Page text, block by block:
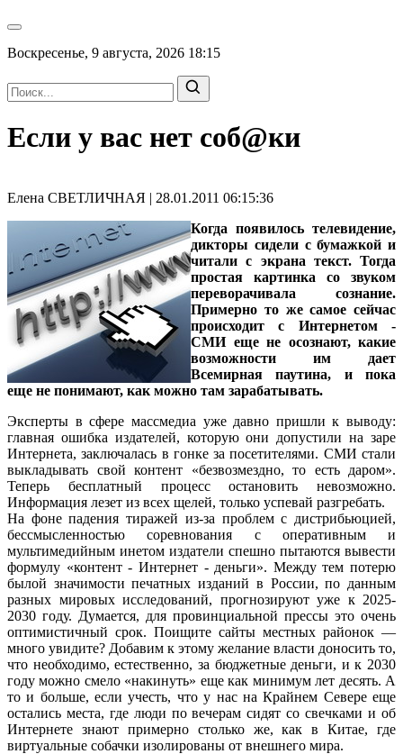
Воскресенье, 9 августа, 2026 18:15
Если у вас нет соб@ки
Елена СВЕТЛИЧНАЯ | 28.01.2011 06:15:36
Когда появилось телевидение,
дикторы сидели с бумажкой и
читали с экрана текст. Тогда
простая картинка со звуком
переворачивала сознание.
Примерно то же самое сейчас
происходит с Интернетом -
СМИ еще не осознают, какие
возможности им дает
Всемирная паутина, и пока
еще не понимают, как можно там зарабатывать.
Эксперты в сфере массмедиа уже давно пришли к выводу:
главная ошибка издателей, которую они допустили на заре
Интернета, заключалась в гонке за посетителями. СМИ стали
выкладывать свой контент «безвозмездно, то есть даром».
Теперь бесплатный процесс остановить невозможно.
Информация лезет из всех щелей, только успевай разгребать.
На фоне падения тиражей из-за проблем с дистрибьюцией,
бессмысленностью соревнования с оперативным и
мультимедийным инетом издатели спешно пытаются вывести
формулу «контент - Интернет - деньги». Между тем потерю
былой значимости печатных изданий в России, по данным
разных мировых исследований, прогнозируют уже к 2025-
2030 году. Думается, для провинциальной прессы это очень
оптимистичный срок. Поищите сайты местных районок —
много увидите? Добавим к этому желание власти доносить то,
что необходимо, естественно, за бюджетные деньги, и к 2030
году можно смело «накинуть» еще как минимум лет десять. А
то и больше, если учесть, что у нас на Крайнем Севере еще
остались места, где люди по вечерам сидят со свечками и об
Интернете знают примерно столько же, как в Китае, где
виртуальные собачки изолированы от внешнего мира.